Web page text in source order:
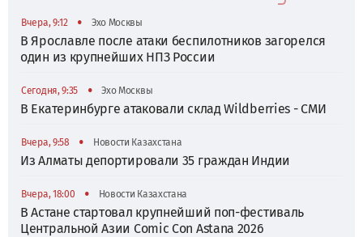
Вчера, 9:12 • Эхо Москвы
В Ярославле после атаки беспилотников загорелся
один из крупнейших НПЗ России
Сегодня, 9:35 • Эхо Москвы
В Екатеринбурге атаковали склад Wildberries - СМИ
Вчера, 9:58 • Новости Казахстана
Из Алматы депортировали 35 граждан Индии
Вчера, 18:00 • Новости Казахстана
В Астане стартовал крупнейший поп-фестиваль
Центральной Азии Comic Con Astana 2026